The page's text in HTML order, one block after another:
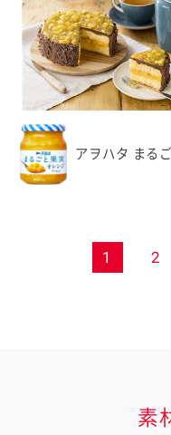
アヲハタ まる
1 2
素